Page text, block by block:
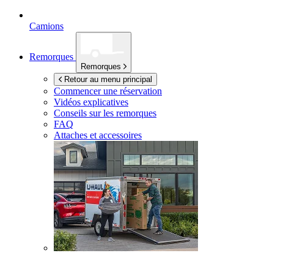
Camions
Remorques
Remorques
Retour au menu principal
Commencer une réservation
Vidéos explicatives
Conseils sur les remorques
FAQ
Attaches et accessoires